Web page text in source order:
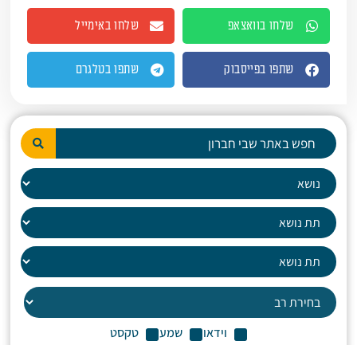
שלחו בוואצאפ שלחו באימייל
שתפו בפייסבוק שתפו בטלגרם
וידאו שמע טקסט